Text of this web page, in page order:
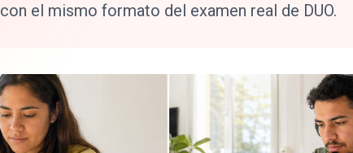
con el mismo formato del examen real de DUO.